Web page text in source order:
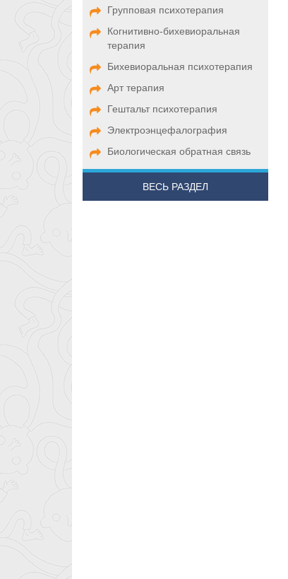
Групповая психотерапия
Когнитивно-бихевиоральная
терапия
Бихевиоральная психотерапия
Арт терапия
Гештальт психотерапия
Электроэнцефалография
Биологическая обратная связь
ВЕСЬ РАЗДЕЛ